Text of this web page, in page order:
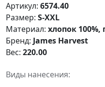
Артикул: 6574.40
Размер: S-XXL
Материал: хлопок 100%,
Бренд: James Harvest
Вес: 220.00
Виды нанесения: